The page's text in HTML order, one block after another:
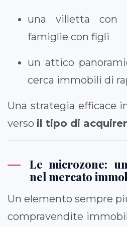
una villetta con
famiglie con figli
un attico
cerca immobili di
Una strategia efficace
verso il tipo di
Le microzone:
nel mercato
Un elemento sempre
compravendite